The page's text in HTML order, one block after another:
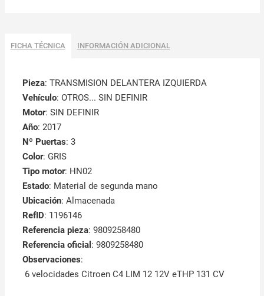
FICHA TÉCNICA INFORMACIÓN ADICIONAL
Pieza: TRANSMISION DELANTERA IZQUIERDA
Vehículo: OTROS... SIN DEFINIR
Motor: SIN DEFINIR
Año: 2017
Nº Puertas: 3
Color: GRIS
Tipo motor: HN02
Estado: Material de segunda mano
Ubicación: Almacenada
RefID: 1196146
Referencia pieza: 9809258480
Referencia oficial : 9809258480
Observaciones:
6 velocidades Citroen C4 LIM 12 12V eTHP 131 CV